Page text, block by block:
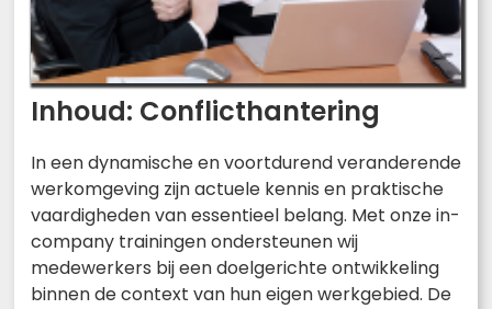
Inhoud: Conflicthantering
In een dynamische en voortdurend veranderende
werkomgeving zijn actuele kennis en praktische
vaardigheden van essentieel belang. Met onze in-
company trainingen ondersteunen wij
medewerkers bij een doelgerichte ontwikkeling
binnen de context van hun eigen werkgebied. De